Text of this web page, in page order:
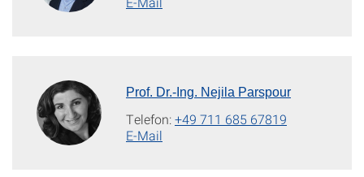
Prof. Dr.-Ing. Nejila Parspour
Telefon:+49 711 685 67819
E-Mail